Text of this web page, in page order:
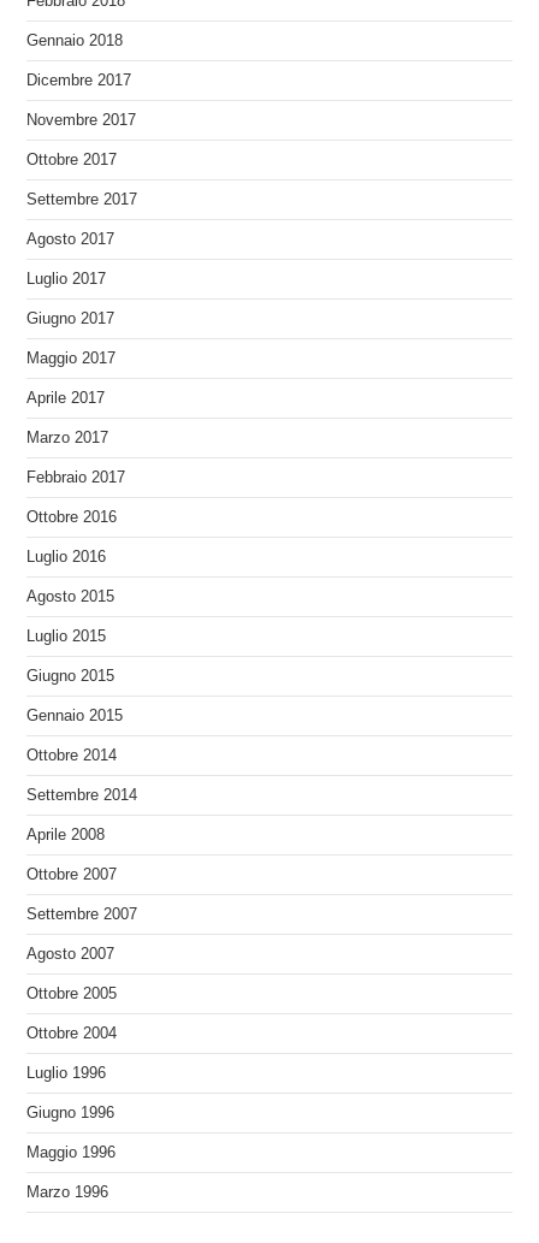
Gennaio 2018
Dicembre 2017
Novembre 2017
Ottobre 2017
Settembre 2017
Agosto 2017
Luglio 2017
Giugno 2017
Maggio 2017
Aprile 2017
Marzo 2017
Febbraio 2017
Ottobre 2016
Luglio 2016
Agosto 2015
Luglio 2015
Giugno 2015
Gennaio 2015
Ottobre 2014
Settembre 2014
Aprile 2008
Ottobre 2007
Settembre 2007
Agosto 2007
Ottobre 2005
Ottobre 2004
Luglio 1996
Giugno 1996
Maggio 1996
Marzo 1996